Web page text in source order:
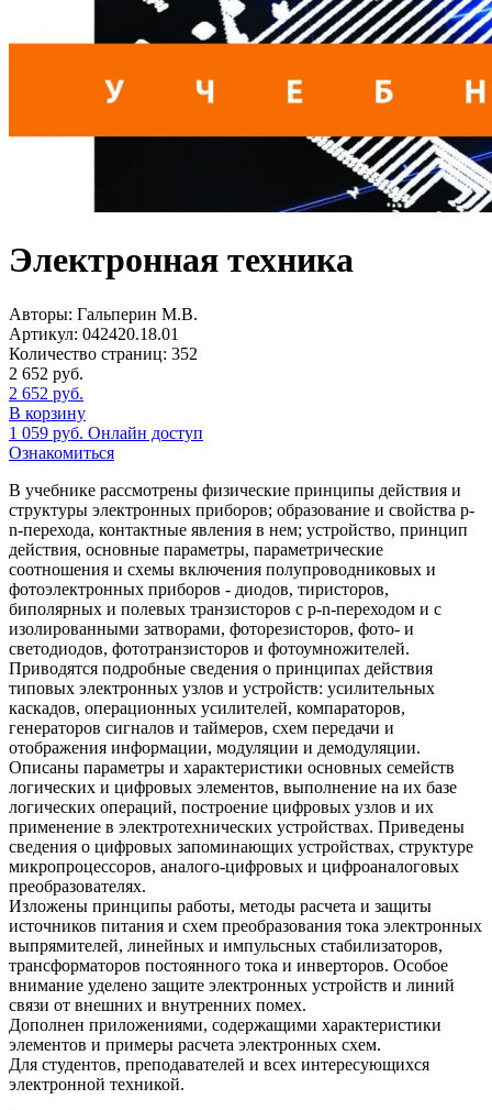
Электронная техника
Авторы: Гальперин М.В.
Артикул: 042420.18.01
Количество страниц: 352
2 652 руб.
2 652 руб.
В корзину
1 059 руб. Онлайн доступ
Ознакомиться
В учебнике рассмотрены физические принципы действия и
структуры электронных приборов; образование и свойства p-
n-перехода, контактные явления в нем; устройство, принцип
действия, основные параметры, параметрические
соотношения и схемы включения полупроводниковых и
фотоэлектронных приборов - диодов, тиристоров,
биполярных и полевых транзисторов с p-n-переходом и с
изолированными затворами, фоторезисторов, фото- и
светодиодов, фототранзисторов и фотоумножителей.
Приводятся подробные сведения о принципах действия
типовых электронных узлов и устройств: усилительных
каскадов, операционных усилителей, компараторов,
генераторов сигналов и таймеров, схем передачи и
отображения информации, модуляции и демодуляции.
Описаны параметры и характеристики основных семейств
логических и цифровых элементов, выполнение на их базе
логических операций, построение цифровых узлов и их
применение в электротехнических устройствах. Приведены
сведения о цифровых запоминающих устройствах, структуре
микропроцессоров, аналого-цифровых и цифроаналоговых
преобразователях.
Изложены принципы работы, методы расчета и защиты
источников питания и схем преобразования тока электронных
выпрямителей, линейных и импульсных стабилизаторов,
трансформаторов постоянного тока и инверторов. Особое
внимание уделено защите электронных устройств и линий
связи от внешних и внутренних помех.
Дополнен приложениями, содержащими характеристики
элементов и примеры расчета электронных схем.
Для студентов, преподавателей и всех интересующихся
электронной техникой.